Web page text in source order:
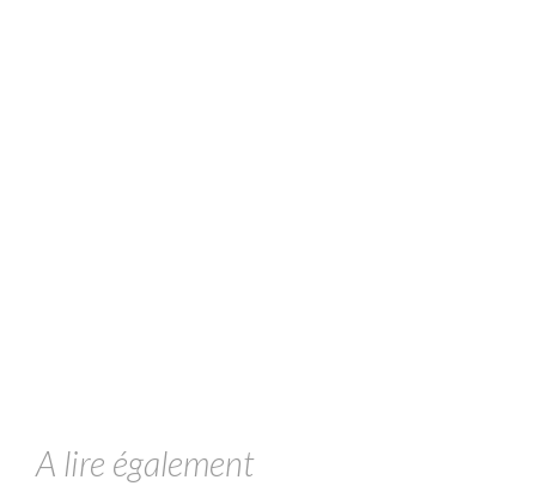
A lire également